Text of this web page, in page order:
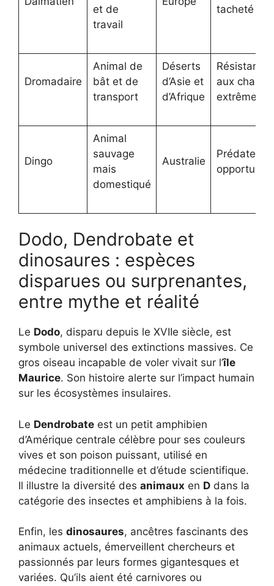
et de
travail
tacheté
Dromadaire
Animal de
bât et de
transport
Déserts
d’Asie et
d’Afrique
Résistance
aux
extrêmes
Dingo
Animal
sauvage
mais
domestiqué
Australie
Prédateur
Dodo, Dendrobate et
dinosaures : espèces
disparues ou surprenantes,
entre mythe et réalité
Le Dodo, disparu depuis le XVIIe siècle, est
symbole universel des extinctions massives. Ce
gros oiseau incapable de voler vivait sur l’île
Maurice. Son histoire alerte sur l’impact humain
sur les écosystèmes insulaires.
Le Dendrobate est un petit amphibien
d’Amérique centrale célèbre pour ses couleurs
vives et son poison puissant, utilisé en
médecine traditionnelle et d’étude scientifique.
Il illustre la diversité des animaux en D dans la
catégorie des insectes et amphibiens à la fois.
Enfin, les dinosaures, ancêtres fascinants des
animaux actuels, émerveillent chercheurs et
passionnés par leurs formes gigantesques et
variées. Qu’ils aient été carnivores ou